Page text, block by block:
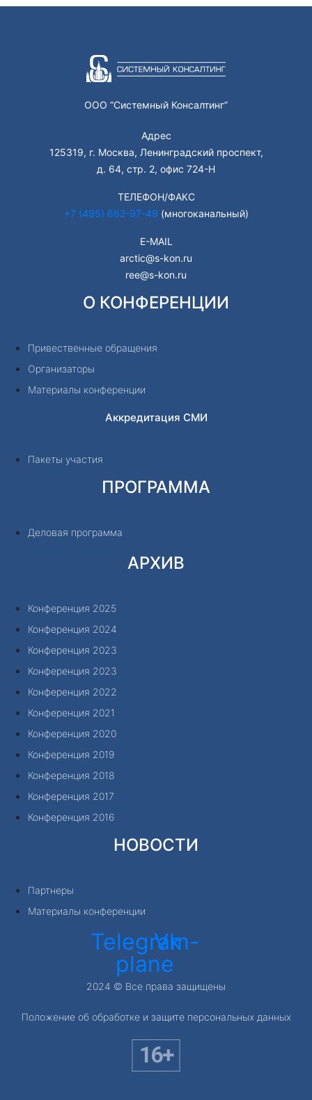
ООО “Системный Консалтинг”
Адрес
125319, г. Москва, Ленинградский проспект,
д. 64, стр. 2, офис 724-Н
ТЕЛЕФОН/ФАКС
+7 (495) 662-97-49 (многоканальный)
E-MAIL
arctic@s-kon.ru
ree@s-kon.ru
О КОНФЕРЕНЦИИ
Привественные обращения
Организаторы
Материалы конференции
Аккредитация СМИ
Пакеты участия
ПРОГРАММА
Деловая программа
АРХИВ
Конференция 2025
Конференция 2024
Конференция 2023
Конференция 2023
Конференция 2022
Конференция 2021
Конференция 2020
Конференция 2019
Конференция 2018
Конференция 2017
Конференция 2016
НОВОСТИ
Партнеры
Материалы конференции
Telegram-
plane
Vk
2024 © Все права защищены
Положение об обработке и защите персональных данных